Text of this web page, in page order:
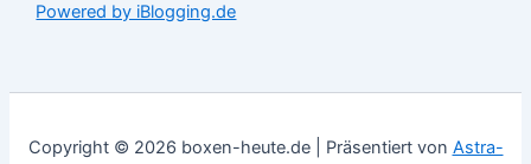
Powered by iBlogging.de
Copyright © 2026 boxen-heute.de | Präsentiert von Astra-